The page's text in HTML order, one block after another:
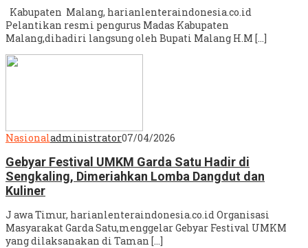
Kabupaten Malang, harianlenteraindonesia.co.id
Pelantikan resmi pengurus Madas Kabupaten
Malang,dihadiri langsung oleh Bupati Malang H.M […]
Nasionaladministrator07/04/2026
Gebyar Festival UMKM Garda Satu Hadir di
Sengkaling, Dimeriahkan Lomba Dangdut dan
Kuliner
J awa Timur, harianlenteraindonesia.co.id Organisasi
Masyarakat Garda Satu,menggelar Gebyar Festival UMKM
yang dilaksanakan di Taman […]